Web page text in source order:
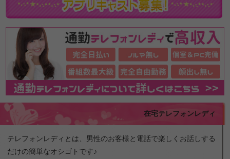
在宅テレフォンレディ
テレフォンレディとは、男性のお客様と電話で楽しくお話しする
だけの簡単なオシゴトです♪